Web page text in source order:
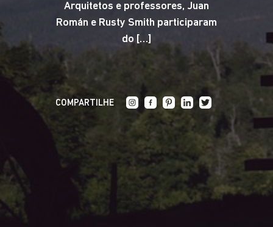
Arquitetos e professores, Juan
Román e Rusty Smith participaram
do […]
COMPARTILHE